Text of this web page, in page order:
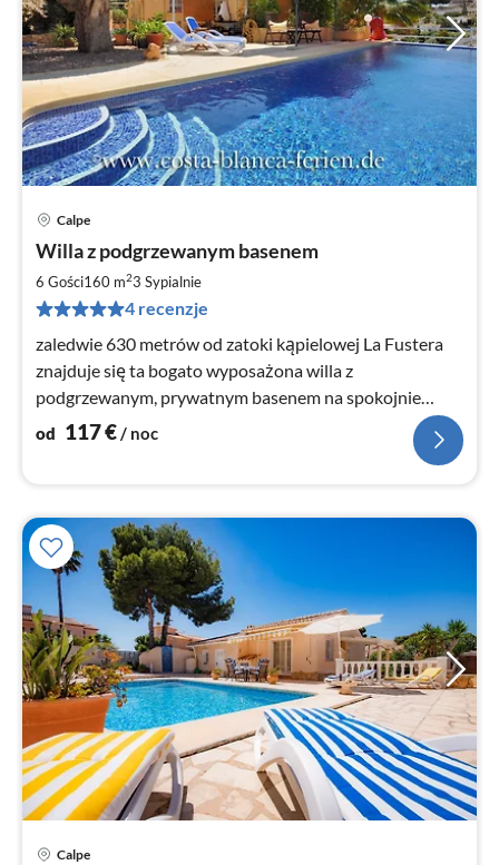
Calpe
Willa z podgrzewanym basenem
6 Gości160 m23 Sypialnie
4 recenzje
zaledwie 630 metrów od zatoki kąpielowej La Fustera
znajduje się ta bogato wyposażona willa z
podgrzewanym, prywatnym basenem na spokojnie
położonej, prywatnej posesji .....
od 117€/ noc
Calpe